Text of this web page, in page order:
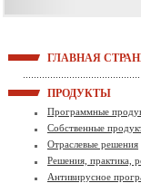
ГЛАВНАЯ
ПРОДУКТЫ
Программные
Собственные
Отраслевые решения
Решения, практика,
Антивирусное